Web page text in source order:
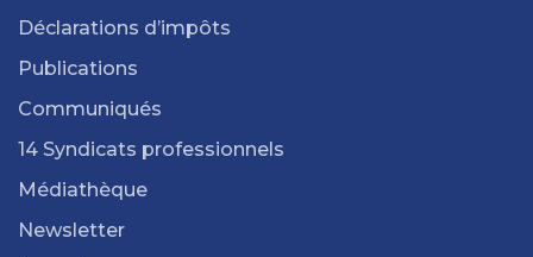
Déclarations d’impôts
Publications
Communiqués
14 Syndicats professionnels
Médiathèque
Newsletter